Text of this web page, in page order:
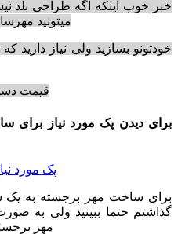
خبر خوب اینکه اگه طراحی بلد
میتونید
خودتونو بسازید ولی نیاز دارید
برای دیدن پک مورد نیاز برای
پک مورد
برای ساخت مهر برجسته به یک
گذاشتم حتما ببینید ولی به
مهر